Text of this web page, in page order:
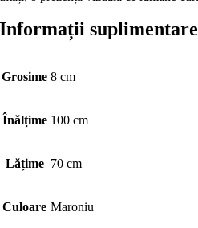
Informații suplimentare
Grosime 8 cm
Înălțime 100 cm
Lățime 70 cm
Culoare Maroniu